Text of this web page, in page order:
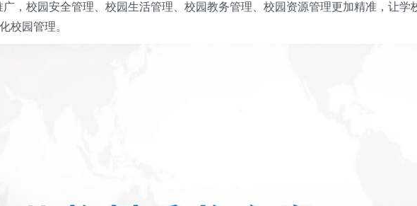
，校园安全管理、校园生活管理、校园教务管理、校园资源管理更加精准，让学
校园管理。